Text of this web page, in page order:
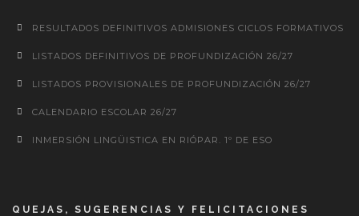
RESULTADOS DEFINITIVOS ADMISIONES CICLOS FORMATIVOS
LISTADOS DEFINITIVOS DE PROFUNDIZACIÓN 26/27
LISTADOS PROVISIONALES DE PROFUNDIZACIÓN 26/27
CALENDARIO ESCOLAR 26/27
INMERSIÓN LINGÜISTICA EN RIÓPAR. 1º DE ESO
QUEJAS, SUGERENCIAS Y FELICITACIONES